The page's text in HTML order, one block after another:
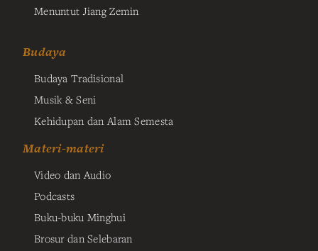
Menuntut Jiang Zemin
Budaya
Budaya Tradisional
Musik & Seni
Kehidupan dan Alam Semesta
Materi-materi
Video dan Audio
Podcasts
Buku-buku Minghui
Brosur dan Selebaran